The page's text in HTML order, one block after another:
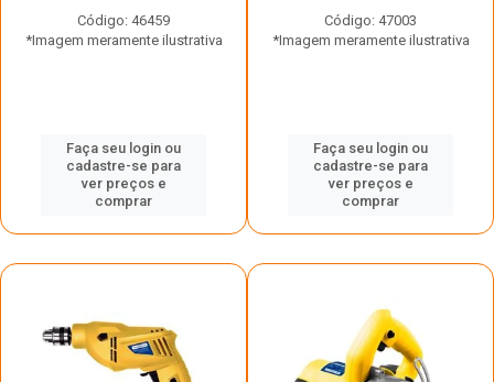
Código: 46459
*Imagem meramente ilustrativa
Faça seu login ou
cadastre-se para
ver preços e
comprar
Código: 47003
*Imagem meramente ilustrativa
Faça seu login ou
cadastre-se para
ver preços e
comprar